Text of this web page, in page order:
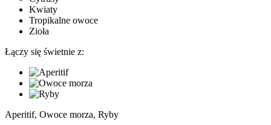
Kwiaty
Tropikalne owoce
Zioła
Łączy się świetnie z:
Aperitif, Owoce morza, Ryby